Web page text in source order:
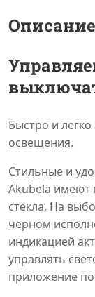
Описание
Быстро и
освещения.
Стильные и
Akubela имеют
стекла. На
черном
индикацией
управлять
приложение по